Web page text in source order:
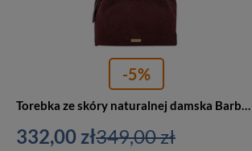
-5%
Torebka ze skóry naturalnej damska Barberini's 1028-5 shopper bordowa
332,00 zł349,00 zł